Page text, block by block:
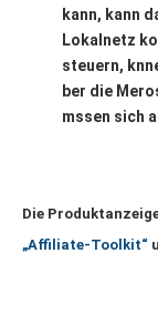
kann, kann
Lokalnetz
steuern,
ber die
mssen sich
Die
„Affiliate-Toolkit“